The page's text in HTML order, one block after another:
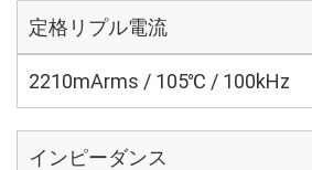
定格リプル電流
2210mArms / 105℃ / 100kHz
インピーダンス